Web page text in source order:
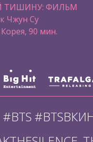
ТИШИНУ: ФИЛЬМ
Чжун Су
90 мин.
#BTS